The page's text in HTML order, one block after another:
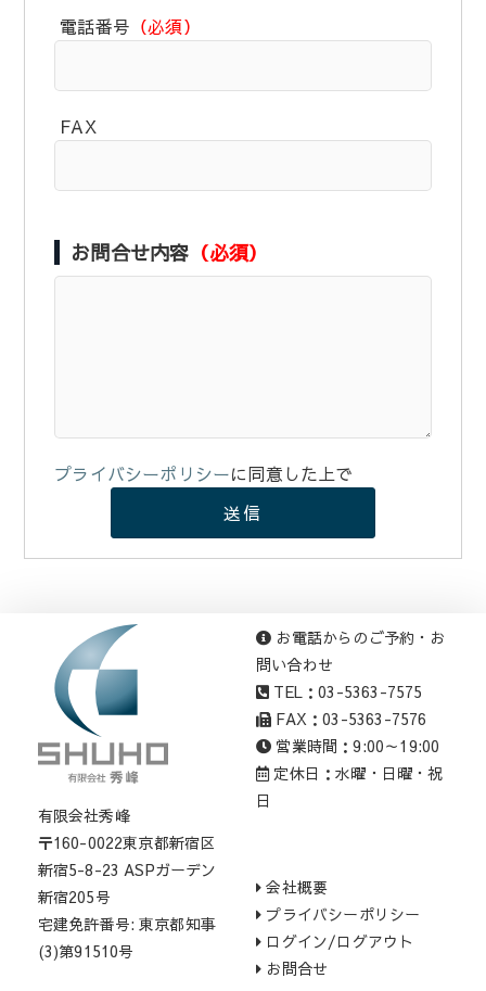
電話番号 （必須）
FAX
お問合せ内容 （必須）
プライバシーポリシーに同意した上で
有限会社秀峰
〒160-0022東京都新宿区
新宿5-8-23 ASPガーデン
新宿205号
宅建免許番号: 東京都知事
(3)第91510号
お電話からのご予約・お
問い合わせ
TEL：03-5363-7575
FAX：03-5363-7576
営業時間：9:00～19:00
定休日：水曜・日曜・祝
日
会社概要
プライバシーポリシー
ログイン/ログアウト
お問合せ